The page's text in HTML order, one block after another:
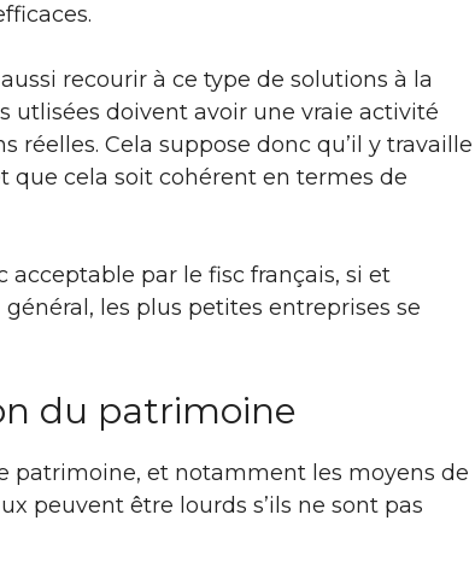
recourir à ce type de solutions à la
utlisées doivent avoir une vraie activité
réelles. Cela suppose donc qu’il y travaille
que cela soit cohérent en termes de
par le fisc français, si et
les plus petites entreprises se
du patrimoine
patrimoine, et notamment les moyens de
peuvent être lourds s’ils ne sont pas